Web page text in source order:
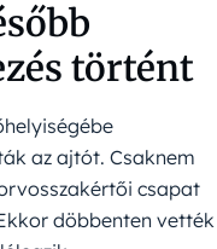
történt
az ajtót. Csaknem
csapat
döbbenten vették